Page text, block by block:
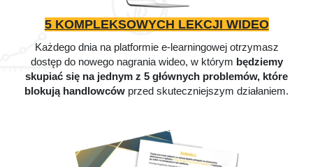
5 KOMPLEKSOWYCH LEKCJI WIDEO
Każdego dnia na platformie e-learningowej otrzymasz
dostęp do nowego nagrania wideo, w którym będziemy
skupiać się na jednym z 5 głównych problemów, które
blokują handlowców przed skuteczniejszym działaniem.